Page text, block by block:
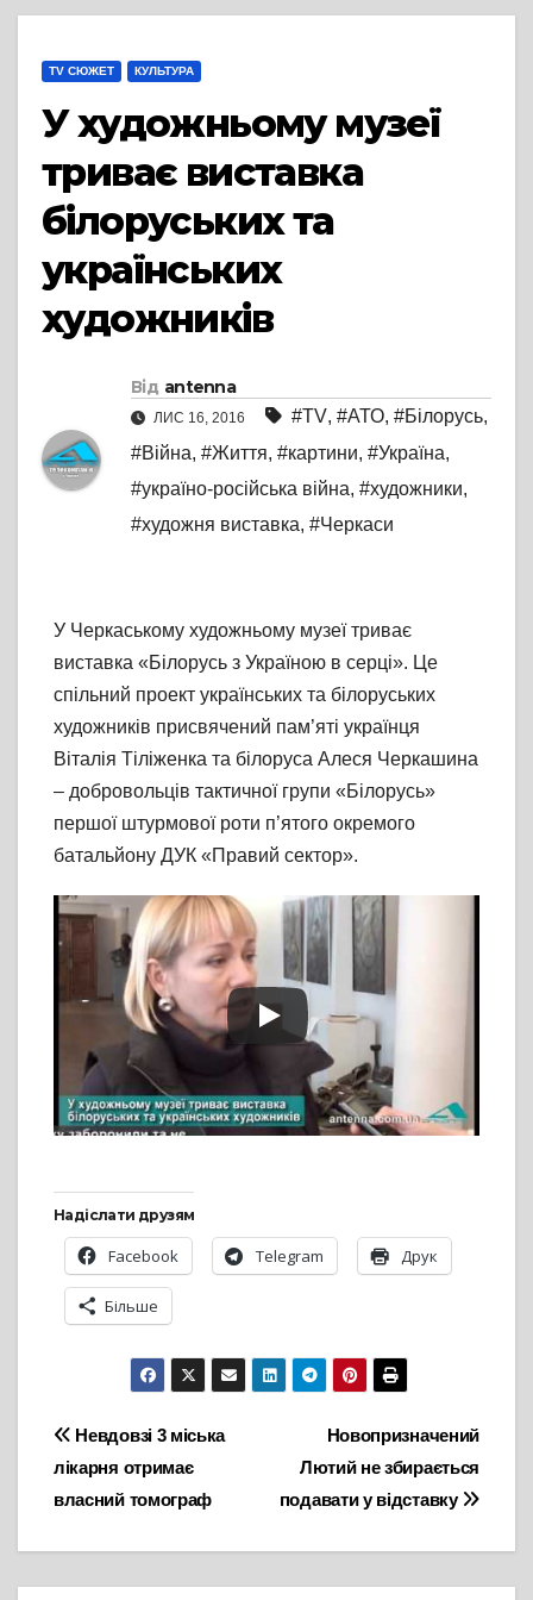
TV СЮЖЕТ КУЛЬТУРА
У художньому музеї
триває виставка
білоруських та
українських
художників
Від antenna
ЛИС 16, 2016 #TV, #АТО, #Білорусь,
#Війна, #Життя, #картини, #Україна,
#україно-російська війна, #художники,
#художня виставка, #Черкаси
У Черкаському художньому музеї триває
виставка «Білорусь з Україною в серці». Це
спільний проект українських та білоруських
художників присвячений пам’яті українця
Віталія Тіліженка та білоруса Алеся Черкашина
– добровольців тактичної групи «Білорусь»
першої штурмової роти п’ятого окремого
батальйону ДУК «Правий сектор».
Надіслати друзям
Facebook Telegram Друк
Більше
Навігація
записів
Новопризначений
Лютий не збирається
подавати у відставку
Невдовзі 3 міська
лікарня отримає
власний томограф